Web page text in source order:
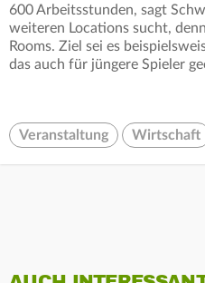
600 Arbeitsstunden, sagt
weiteren Locations sucht,
Rooms. Ziel sei es
das auch für jüngere Spieler
Veranstaltung Wirtschaft